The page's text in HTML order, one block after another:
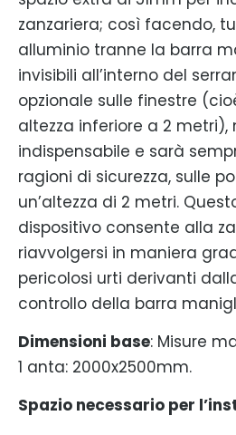
zanzariera; così facendo,
alluminio tranne la barra
invisibili all’interno del
opzionale sulle finestre
altezza inferiore a 2 metri),
indispensabile e sarà
ragioni di sicurezza, sulle
un’altezza di 2 metri.
dispositivo consente alla
riavvolgersi in maniera
pericolosi urti derivanti
controllo della barra
Dimensioni base: Misure
1 anta: 2000x2500mm.
Spazio necessario per